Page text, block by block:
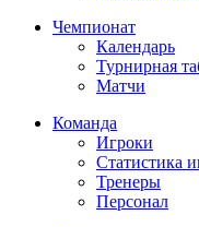
Чемпионат
Календарь
Турнирная
Матчи
Команда
Игроки
Статистика
Тренеры
Персонал